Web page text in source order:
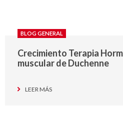
BLOG GENERAL
Crecimiento Terapia
muscular de Duchenne
LEER MÁS